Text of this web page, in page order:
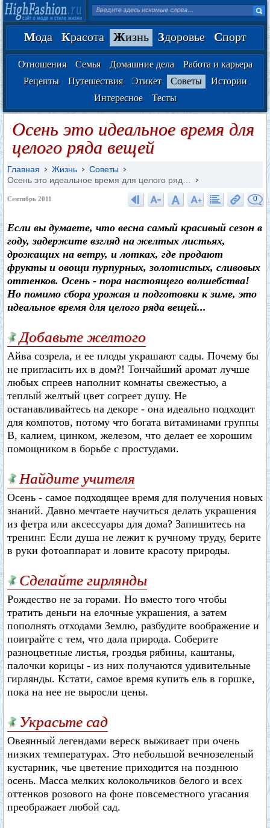
Мода Красота Жизнь Здоровье Спорт
Отношения Семья Домашние дела
Работа и карьера
Рецепты
Путешествия Этикет Советы
Истории
Интересное
Тесты
Осень это идеальное время для
целого ряда вещей
Главная Жизнь
Советы
Осень это идеальное время для целого ряд…
Сентябрь 2011 0
Если вы думаете, что весна самый красивый сезон в
году, задержите взгляд на желтых листьях,
дрожащих на ветру, и лотках, где продают
фрукты и овощи пурпурных, золотистых, сливовых
оттенков. Осень - пора настоящего волшебства!
Но помимо сбора урожая и подготовки к зиме, это
идеальное время для целого ряда вещей...
Добавьте желтого
Айва созрела, и ее плоды украшают сады. Почему бы
не пригласить их в дом?! Тончайший аромат лучше
любых спреев наполнит комнаты свежестью, а
теплый желтый цвет согреет душу. Не
останавливайтесь на декоре - она идеально подходит
для компотов, потому что богата витаминами группы
В, калием, цинком, железом, что делает ее хорошим
помощником в борьбе с простудами.
Найдите учителя
Осень - самое подходящее время для получения новых
знаний. Давно мечтаете научиться делать украшения
из фетра или аксессуары для дома? Запишитесь на
тренинг. Если душа не лежит к ручному труду, берите
в руки фотоаппарат и ловите красоту природы.
Сделайте гирлянды
Рождество не за горами. Но вместо того чтобы
тратить деньги на елочные украшения, а затем
пополнять отходами Землю, разбудите воображение и
поиграйте с тем, что дала природа. Соберите
разноцветные листья, гроздья рябины, каштаны,
палочки корицы - из них получаются удивительные
гирлянды. Кстати, самое время купить ель в горшке,
пока на нее не выросли цены.
Украсьте сад
Овеянный легендами вереск выживает при очень
низких температурах. Это небольшой вечнозеленый
кустарник, чье цветение приходится на позднюю
осень. Масса мелких колокольчиков белого и всех
оттенков розового на фоне повсеместного угасания
преображает любой сад.